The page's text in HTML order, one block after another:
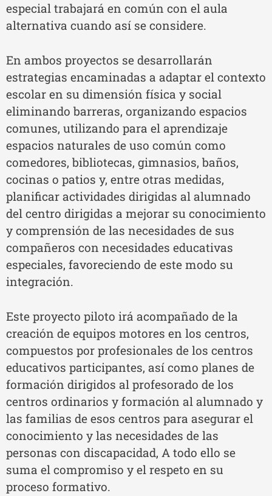
especial trabajará en común con el aula
alternativa cuando así se considere.
En ambos proyectos se desarrollarán
estrategias encaminadas a adaptar el contexto
escolar en su dimensión física y social
eliminando barreras, organizando espacios
comunes, utilizando para el aprendizaje
espacios naturales de uso común como
comedores, bibliotecas, gimnasios, baños,
cocinas o patios y, entre otras medidas,
planificar actividades dirigidas al alumnado
del centro dirigidas a mejorar su conocimiento
y comprensión de las necesidades de sus
compañeros con necesidades educativas
especiales, favoreciendo de este modo su
integración.
Este proyecto piloto irá acompañado de la
creación de equipos motores en los centros,
compuestos por profesionales de los centros
educativos participantes, así como planes de
formación dirigidos al profesorado de los
centros ordinarios y formación al alumnado y
las familias de esos centros para asegurar el
conocimiento y las necesidades de las
personas con discapacidad, A todo ello se
suma el compromiso y el respeto en su
proceso formativo.